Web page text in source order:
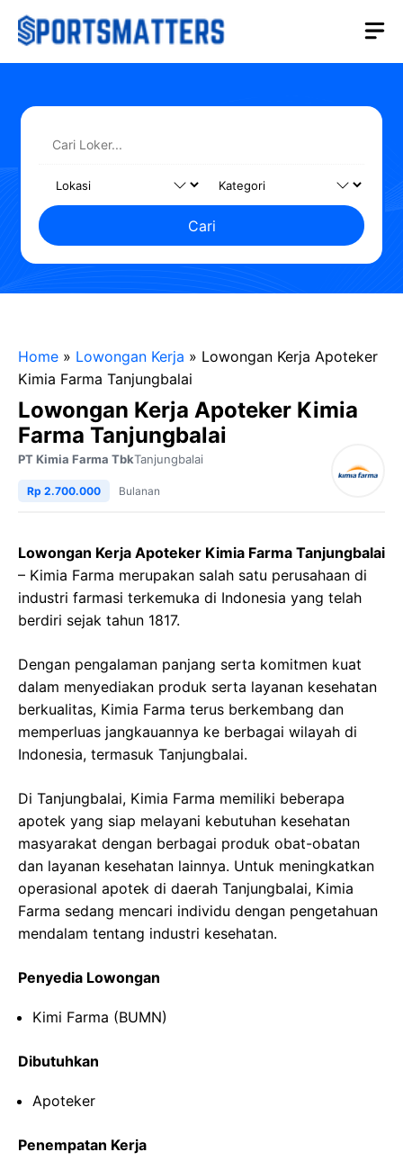
Langsung
Cari
Home » Lowongan Kerja » Lowongan Kerja Apoteker
Kimia Farma Tanjungbalai
Lowongan Kerja Apoteker Kimia
Farma Tanjungbalai
PT Kimia Farma TbkTanjungbalai
Rp 2.700.000 Bulanan
Lowongan Kerja Apoteker Kimia Farma Tanjungbalai
– Kimia Farma merupakan salah satu perusahaan di
industri farmasi terkemuka di Indonesia yang telah
berdiri sejak tahun 1817.
Dengan pengalaman panjang serta komitmen kuat
dalam menyediakan produk serta layanan kesehatan
berkualitas, Kimia Farma terus berkembang dan
memperluas jangkauannya ke berbagai wilayah di
Indonesia, termasuk Tanjungbalai.
Di Tanjungbalai, Kimia Farma memiliki beberapa
apotek yang siap melayani kebutuhan kesehatan
masyarakat dengan berbagai produk obat-obatan
dan layanan kesehatan lainnya. Untuk meningkatkan
operasional apotek di daerah Tanjungbalai, Kimia
Farma sedang mencari individu dengan pengetahuan
mendalam tentang industri kesehatan.
Penyedia Lowongan
Kimi Farma (BUMN)
Dibutuhkan
Apoteker
Penempatan Kerja